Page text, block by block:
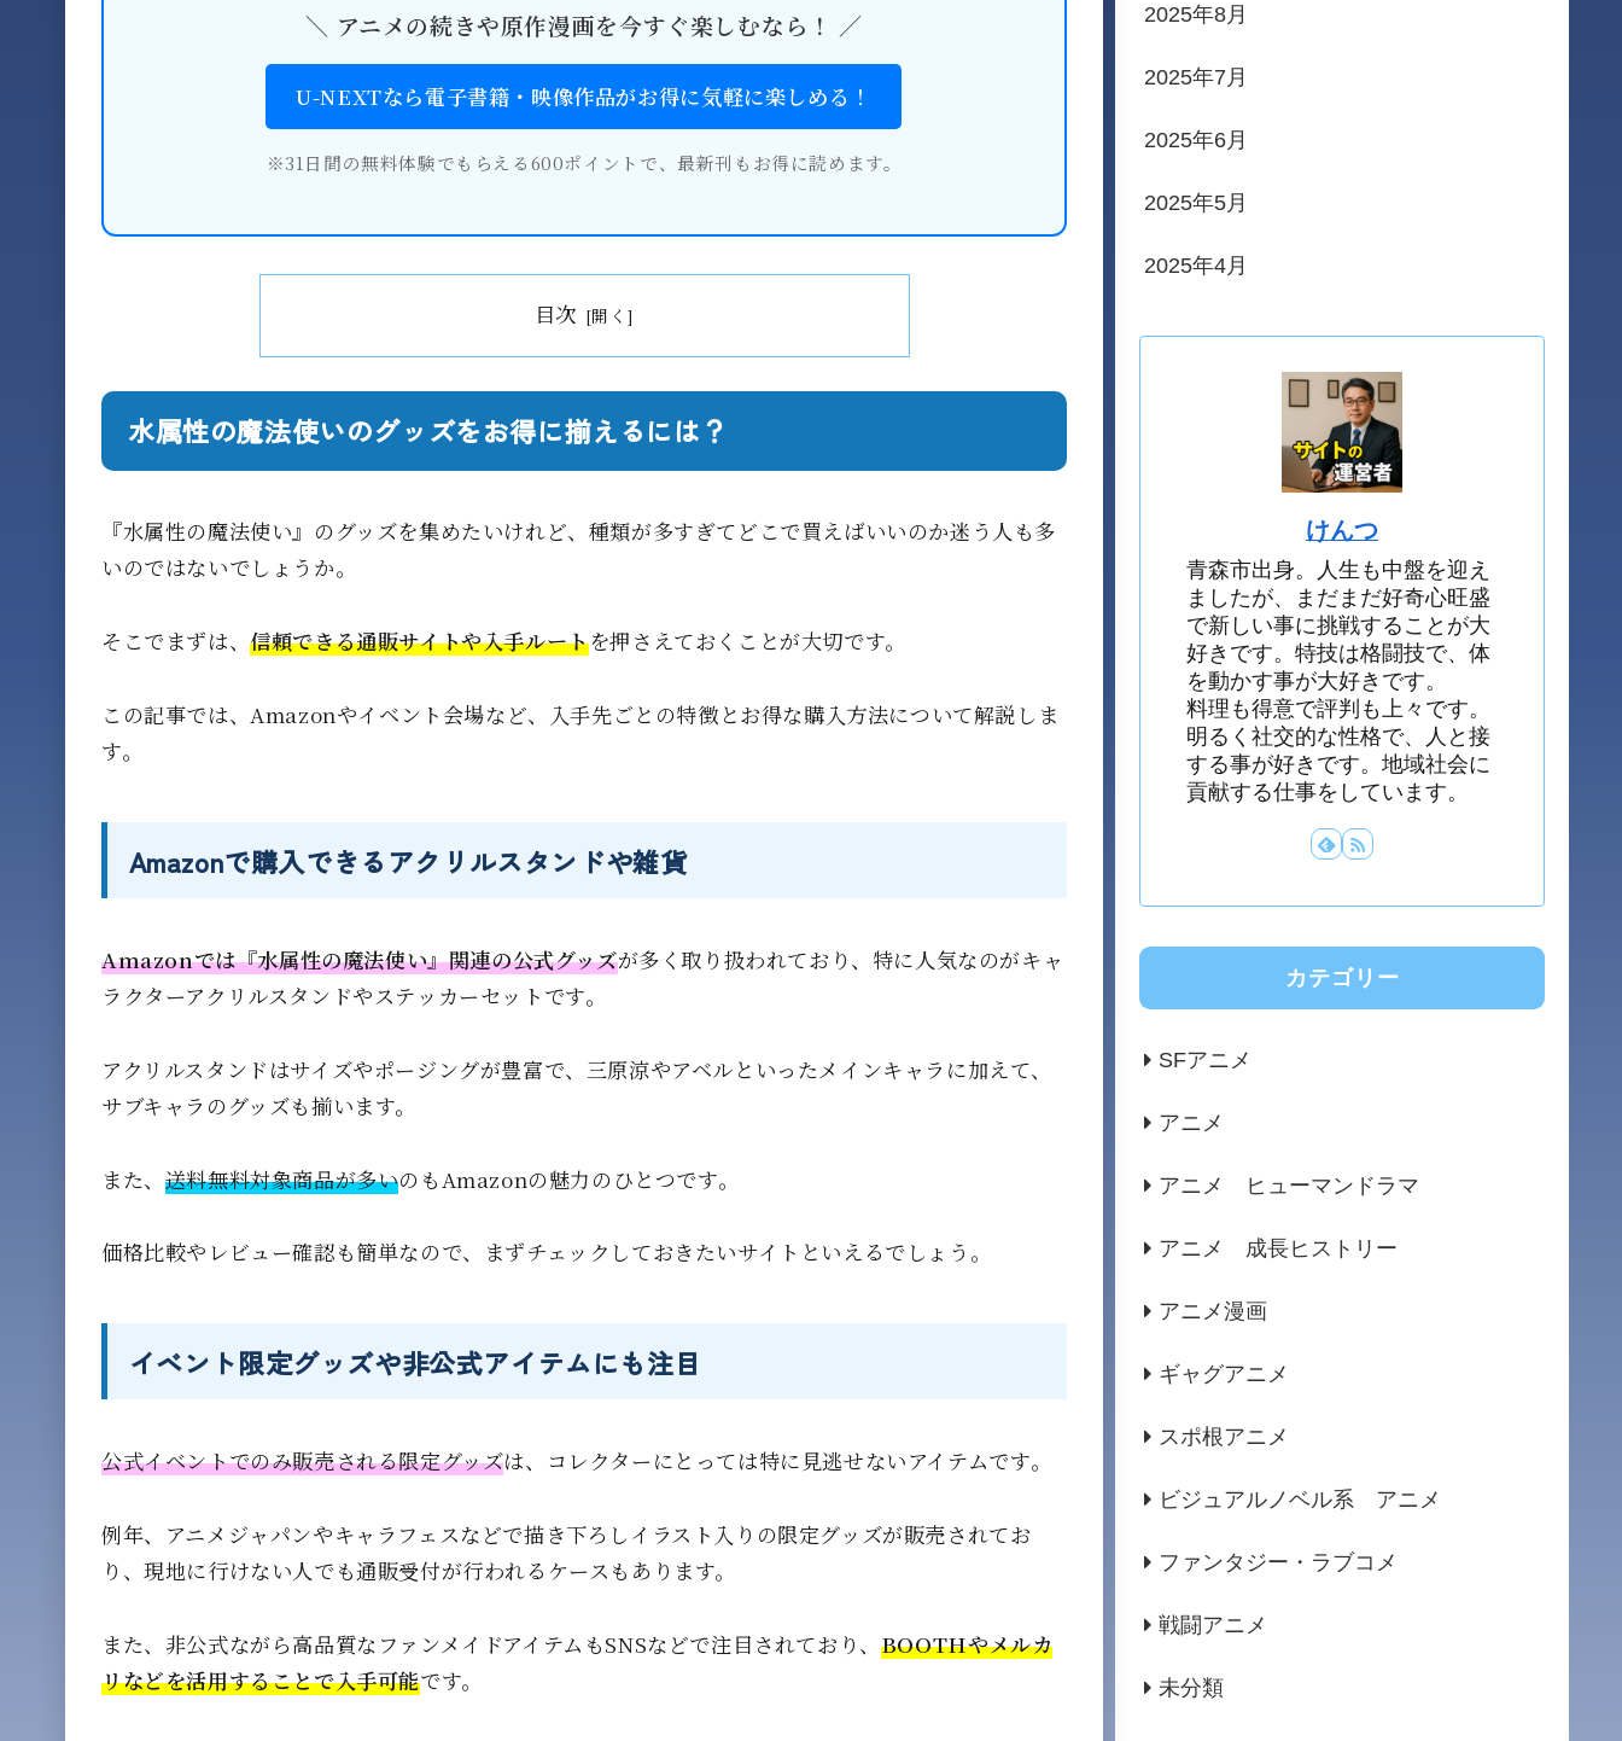
＼ アニメの続きや原作漫画を今すぐ楽しむなら！ ／
U-NEXTなら電子書籍・映像作品がお得に気軽に楽しめる！
※31日間の無料体験でもらえる600ポイントで、最新刊もお得に読めます。
目次
水属性の魔法使いのグッズをお得に揃えるには？
『水属性の魔法使い』のグッズを集めたいけれど、種類が多すぎてどこで買えばいいのか迷う人も多
いのではないでしょうか。
そこでまずは、信頼できる通販サイトや入手ルートを押さえておくことが大切です。
この記事では、Amazonやイベント会場など、入手先ごとの特徴とお得な購入方法について解説しま
す。
Amazonで購入できるアクリルスタンドや雑貨
Amazonでは『水属性の魔法使い』関連の公式グッズが多く取り扱われており、特に人気なのがキャ
ラクターアクリルスタンドやステッカーセットです。
アクリルスタンドはサイズやポージングが豊富で、三原涼やアベルといったメインキャラに加えて、
サブキャラのグッズも揃います。
また、 送料無料対象商品が多いのもAmazonの魅力のひとつです。
価格比較やレビュー確認も簡単なので、まずチェックしておきたいサイトといえるでしょう。
イベント限定グッズや非公式アイテムにも注目
公式イベントでのみ販売される限定グッズは、コレクターにとっては特に見逃せないアイテムです。
例年、アニメジャパンやキャラフェスなどで描き下ろしイラスト入りの限定グッズが販売されてお
り、現地に行けない人でも通販受付が行われるケースもあります。
また、非公式ながら高品質なファンメイドアイテムもSNSなどで注目されており、 BOOTHやメルカ
リなどを活用することで入手可能です。
2025年8月
2025年7月
2025年6月
2025年5月
2025年4月
けんつ
青森市出身。人生も中盤を迎え
ましたが、まだまだ好奇心旺盛
で新しい事に挑戦することが大
好きです。特技は格闘技で、体
を動かす事が大好きです。
料理も得意で評判も上々です。
明るく社交的な性格で、人と接
する事が好きです。地域社会に
貢献する仕事をしています。
カテゴリー
SFアニメ
アニメ
アニメ ヒューマンドラマ
アニメ 成長ヒストリー
アニメ漫画
ギャグアニメ
スポ根アニメ
ビジュアルノベル系 アニメ
ファンタジー・ラブコメ
戦闘アニメ
未分類